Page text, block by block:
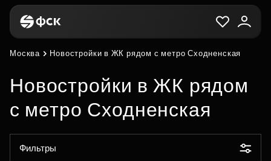
Москва Новостройки в ЖК рядом с метро Сходненская
Новостройки в ЖК рядом
с метро Сходненская
Фильтры